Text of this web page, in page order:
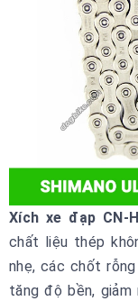
Xích xe đạp CN-
chất liệu thép
nhẹ, các chốt
tăng độ bền, giảm